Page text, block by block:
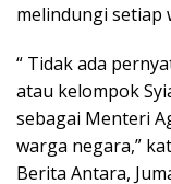
melindungi setiap
“ Tidak ada
atau kelompok
sebagai Menteri
warga negara,”
Berita Antara,